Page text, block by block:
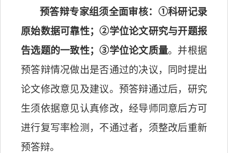
预答辩专家组须全面审核：①科研记录
原始数据可靠性；②学位论文研究与开题报
告选题的一致性；③学位论文质量。并根据
预答辩情况做出是否通过的决议，同时提出
论文修改意见及建议。预答辩通过后，研究
生须依据意见认真修改，经导师同意后方可
进行复写率检测，不通过者，须整改后重新
预答辩。